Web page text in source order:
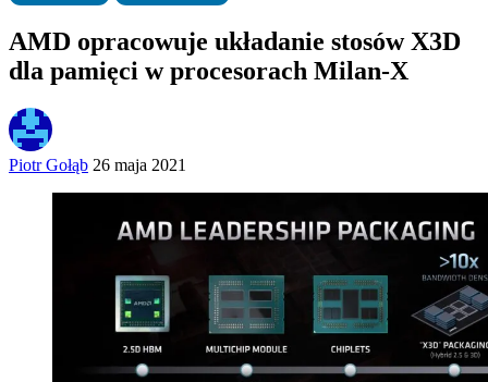
AMD opracowuje układanie stosów X3D
dla pamięci w procesorach Milan-X
Piotr Gołąb 26 maja 2021